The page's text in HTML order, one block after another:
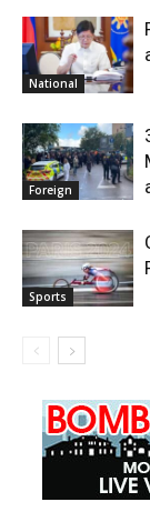
National
Foreign
Sports